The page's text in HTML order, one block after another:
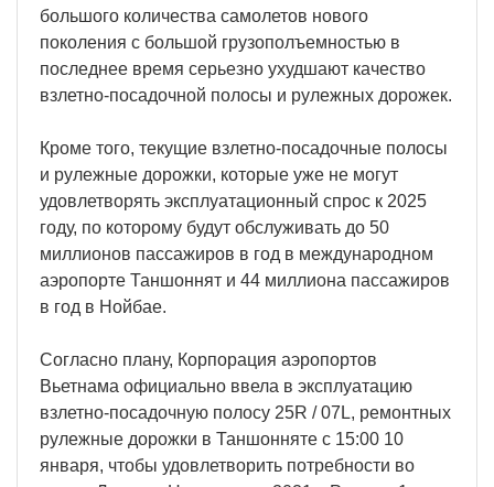
большого количества самолетов нового
поколения с большой грузополъемностью в
последнее время серьезно ухудшают качество
взлетно-посадочной полосы и рулежных дорожек.
Кроме того, текущие взлетно-посадочные полосы
и рулежные дорожки, которые уже не могут
удовлетворять эксплуатационный спрос к 2025
году, по которому будут обслуживать до 50
миллионов пассажиров в год в международном
аэропорте Таншоннят и 44 миллиона пассажиров
в год в Нойбае.
Согласно плану, Корпорация аэропортов
Вьетнама официально ввела в эксплуатацию
взлетно-посадочную полосу 25R / 07L, ремонтных
рулежные дорожки в Таншонняте с 15:00 10
января, чтобы удовлетворить потребности во